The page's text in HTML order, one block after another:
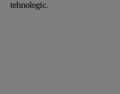
tehnologic.